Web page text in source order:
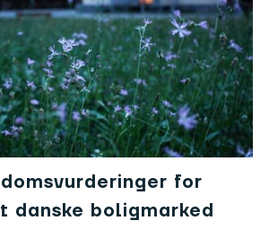
for
danske boligmarked